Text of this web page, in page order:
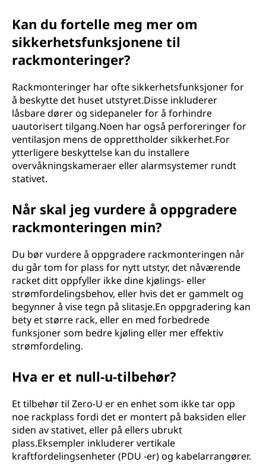
Kan du fortelle meg mer om
sikkerhetsfunksjonene til
rackmonteringer?
Rackmonteringer har ofte sikkerhetsfunksjoner for
å beskytte det huset utstyret.Disse inkluderer
låsbare dører og sidepaneler for å forhindre
uautorisert tilgang.Noen har også perforeringer for
ventilasjon mens de opprettholder sikkerhet.For
ytterligere beskyttelse kan du installere
overvåkningskameraer eller alarmsystemer rundt
stativet.
Når skal jeg vurdere å oppgradere
rackmonteringen min?
Du bør vurdere å oppgradere rackmonteringen når
du går tom for plass for nytt utstyr, det nåværende
racket ditt oppfyller ikke dine kjølings- eller
strømfordelingsbehov, eller hvis det er gammelt og
begynner å vise tegn på slitasje.En oppgradering kan
bety et større rack, eller en med forbedrede
funksjoner som bedre kjøling eller mer effektiv
strømfordeling.
Hva er et null-u-tilbehør?
Et tilbehør til Zero-U er en enhet som ikke tar opp
noe rackplass fordi det er montert på baksiden eller
siden av stativet, eller på ellers ubrukt
plass.Eksempler inkluderer vertikale
kraftfordelingsenheter (PDU -er) og kabelarrangører.